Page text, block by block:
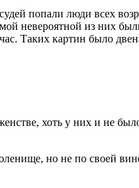
попали люди всех
невероятной из них
Таких картин было
хоть у них и не
но не по своей